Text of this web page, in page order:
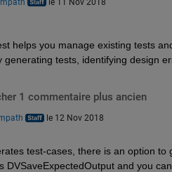
helps you manage existing tests
tests, identifying design
1 commentaire plus ancien
le 12 Nov 2018
test-cases, there is an option
DVSaveExpectedOutput and you